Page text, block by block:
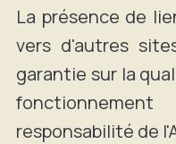
La présence de
vers d'autres
garantie sur la
responsabilité de